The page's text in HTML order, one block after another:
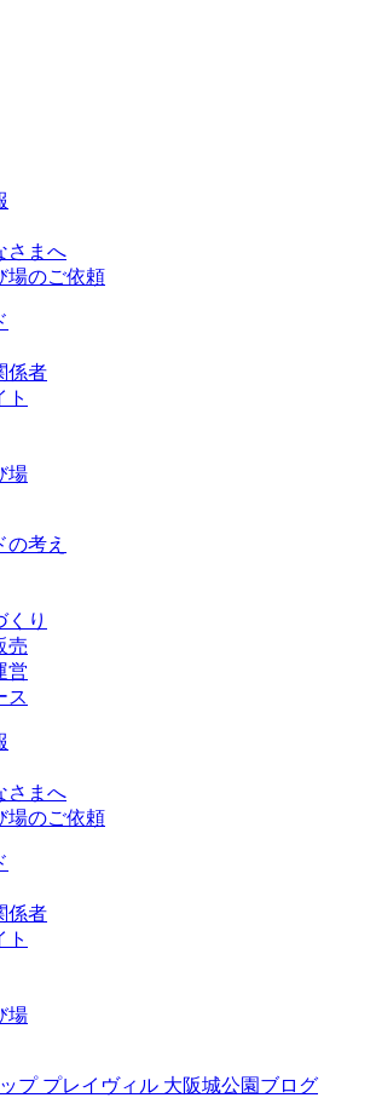
さまへ
場のご依頼
係者
ト
場
の考え
くり
売
営
ス
さまへ
場のご依頼
係者
ト
場
プ プレイヴィル 大阪城公園ブログ